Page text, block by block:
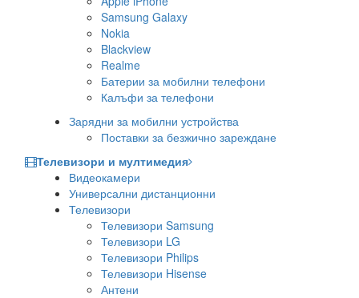
Samsung Galaxy
Nokia
Blackview
Realme
Батерии за мобилни телефони
Калъфи за телефони
Зарядни за мобилни устройства
Поставки за безжично зареждане
Телевизори и мултимедия
Видеокамери
Универсални дистанционни
Телевизори
Телевизори Samsung
Телевизори LG
Телевизори Philips
Телевизори Hisense
Антени